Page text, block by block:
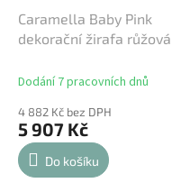
Caramella Baby Pink
dekorační žirafa růžová
Dodání 7 pracovních dnů
4 882 Kč bez DPH
5 907 Kč
Do košíku